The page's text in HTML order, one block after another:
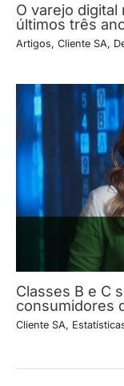
O varejo
últimos três
Artigos, Cliente SA,
Classes B e C
consumidores
Cliente SA,